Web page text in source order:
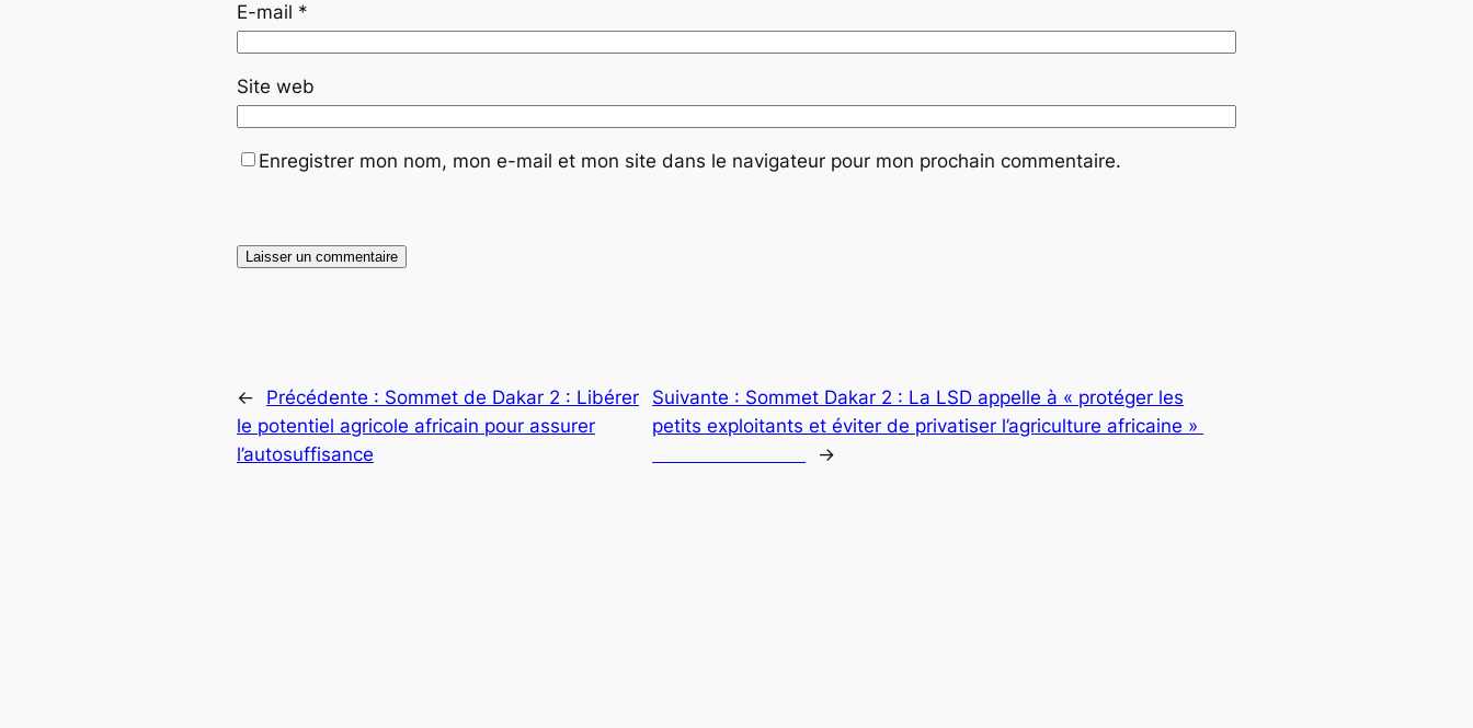
E-mail *
Site web
Enregistrer mon nom, mon e-mail et mon site dans le navigateur pour mon prochain commentaire.
← Précédente : Sommet de Dakar 2 : Libérer
le potentiel agricole africain pour assurer
l’autosuffisance
Suivante : Sommet Dakar 2 : La LSD appelle à « protéger les
petits exploitants et éviter de privatiser l’agriculture africaine »
→